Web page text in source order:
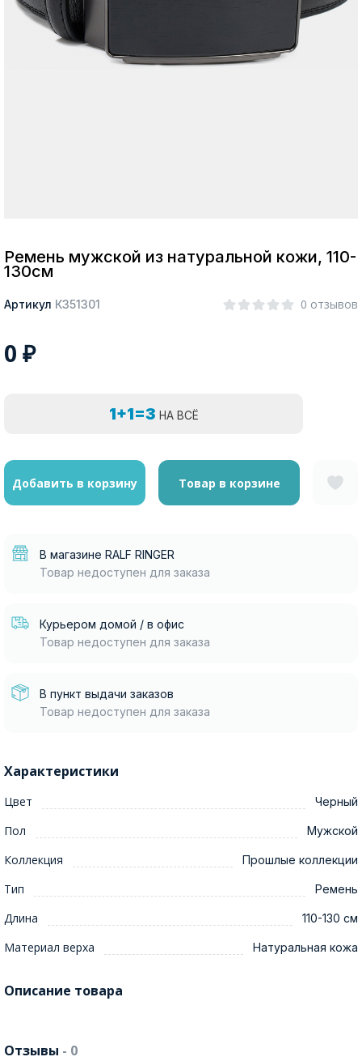
Ремень мужской из натуральной кожи, 110-
130см
Артикул К351301 0 отзывов
0 ₽
1+1=3 НА ВСЁ
Добавить в корзину Товар в корзине
В магазине RALF RINGER
Товар недоступен для заказа
Курьером домой / в офис
Товар недоступен для заказа
В пункт выдачи заказов
Товар недоступен для заказа
Характеристики
Цвет Черный
Пол Мужской
Коллекция Прошлые коллекции
Тип Ремень
Длина 110-130 см
Материал верха Натуральная кожа
Описание товара
Отзывы - 0